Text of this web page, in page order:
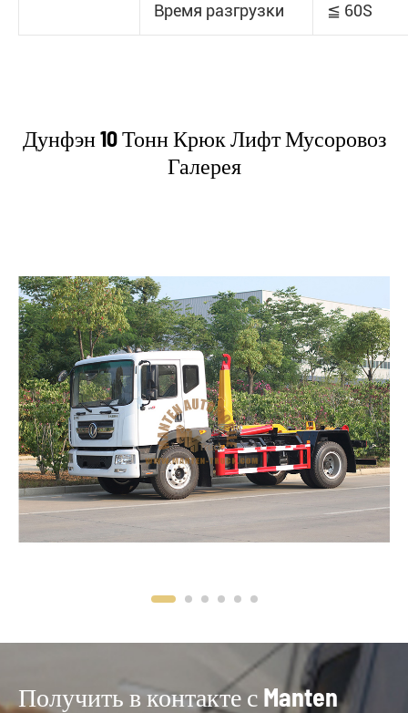
Время разгрузки ≦ 60S
Дунфэн 10 Тонн Крюк Лифт Мусоровоз
Галерея
Получить в контакте с Manten